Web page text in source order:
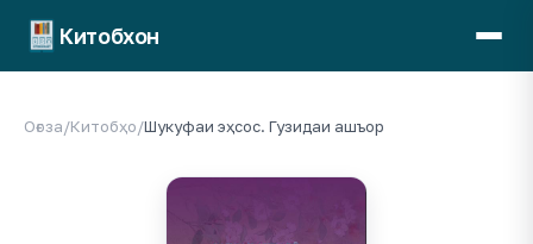
Китобхон
Оғоза/Китобҳо/Шукуфаи эҳсос. Гузидаи ашъор